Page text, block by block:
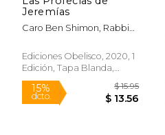
Jeremías
Caro Ben Shimon, Rabbi
Ediciones Obelisco, 2020, 1
Edición, Tapa Blanda,
Nuevo